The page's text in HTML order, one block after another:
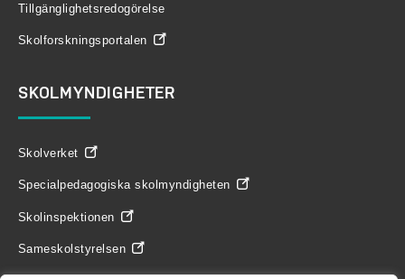
Tillgänglighetsredogörelse
Skolforskningsportalen
SKOLMYNDIGHETER
Skolverket
Specialpedagogiska skolmyndigheten
Skolinspektionen
Sameskolstyrelsen